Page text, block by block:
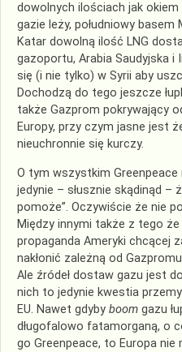
dowolnych ilościach jak
gazie leży, południowy
Katar dowolną ilość LNG
gazoportu, Arabia Saudyjska i
się (i nie tylko) w Syrii aby
Dochodzą do tego jeszcze
także Gazprom pokrywający
Europy, przy czym jasne jest
nieuchronnie się kurczy.
O tym wszystkim
jedynie – słusznie skądinąd –
pomoże”. Oczywiście że nie
Między innymi także z tego
propaganda Ameryki chcącej
nakłonić zależną od
Ale źródeł dostaw gazu jest
nich to jedynie kwestia
EU. Nawet gdyby boom gazu
długofalowo fatamorganą, o
go Greenpeace, to Europa